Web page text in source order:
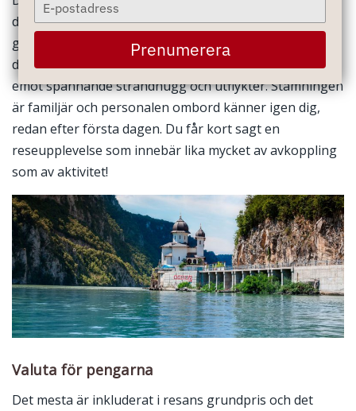
dig och du slipper packa upp och packa ner din
garderob på nya hotell. Under en kryssning installerar
du dig i din bekväma utsideshytt och kan sedan se fram
emot spännande strandhugg och utflykter. Stämningen
är familjär och personalen ombord känner igen dig,
redan efter första dagen. Du får kort sagt en
reseupplevelse som innebär lika mycket av avkoppling
som av aktivitet!
Valuta för pengarna
Det mesta är inkluderat i resans grundpris och det
your
email
Prenumerera